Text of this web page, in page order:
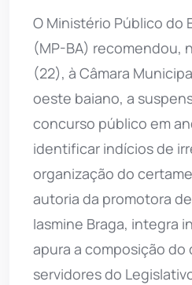
O Ministério Público do
(MP-BA) recomendou,
(22), à Câmara
oeste baiano, a
concurso público em
identificar indícios de
organização do
autoria da promotora de
Iasmine Braga, integra
apura a composição do
servidores do